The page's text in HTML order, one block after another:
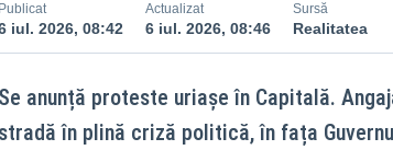
Publicat
iul. 2026, 08:42
Actualizat
6 iul. 2026, 08:46
Sursă
Realitatea
Se anunță proteste uriașe în Capitală.
stradă în plină criză politică, în fața